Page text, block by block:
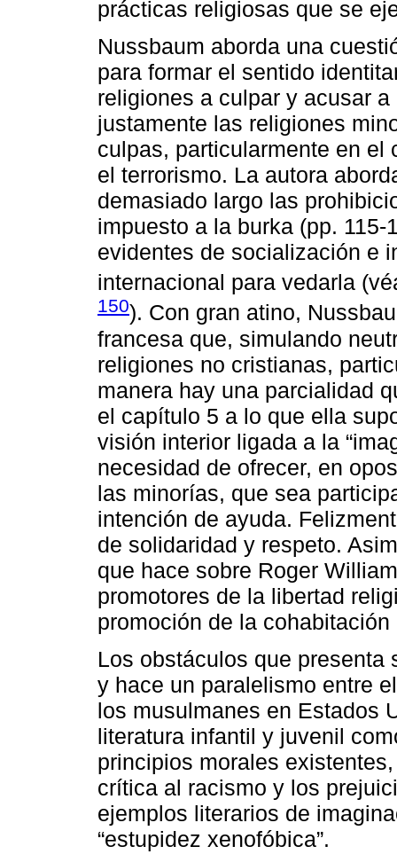
prácticas religiosas que se
Nussbaum aborda una
para formar el sentido
religiones a culpar y acusar
justamente las religiones
culpas, particularmente en
el terrorismo. La autora
demasiado largo las
impuesto a la burka (pp.
evidentes de socialización e
internacional para vedarla
150). Con gran atino,
francesa que, simulando
religiones no cristianas,
manera hay una parcialidad
el capítulo 5 a lo que ella
visión interior ligada a la
necesidad de ofrecer, en
las minorías, que sea
intención de ayuda.
de solidaridad y respeto.
que hace sobre Roger
promotores de la libertad
promoción de la
Los obstáculos que presenta
y hace un paralelismo entre
los musulmanes en Estados
literatura infantil y juvenil
principios morales
crítica al racismo y los
ejemplos literarios de
“estupidez xenofóbica”.